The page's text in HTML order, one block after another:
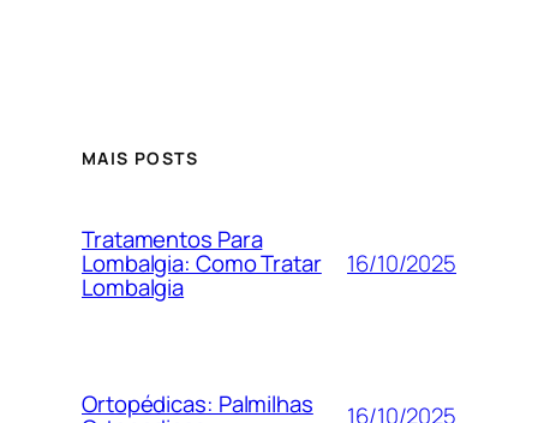
MAIS POSTS
Tratamentos Para
Lombalgia: Como Tratar
Lombalgia
16/10/2025
Ortopédicas: Palmilhas 16/10/2025